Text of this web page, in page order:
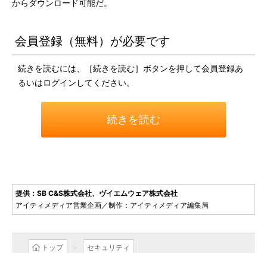
からダウンロード可能だ。
会員登録（無料）が必要です
続きを読むには、［続きを読む］ボタンを押して会員登録あ
るいはログインしてください。
続きを読む
提供：SB C&S株式会社、ヴイエムウェア株式会社
アイティメディア営業企画／制作：アイティメディア編集局
トップ セキュリティ